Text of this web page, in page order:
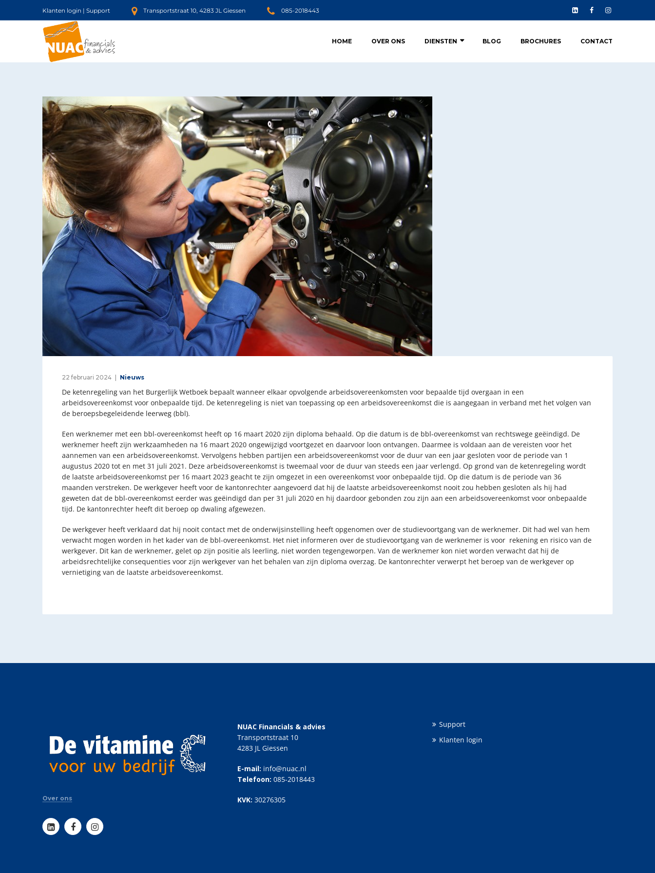
Klanten login | Support Transportstraat 10, 4283 JL Giessen 085-2018443
HOME OVER ONS DIENSTEN BLOG BROCHURES CONTACT
22 februari 2024 Nieuws
De ketenregeling van het Burgerlijk Wetboek bepaalt wanneer elkaar opvolgende arbeidsovereenkomsten voor bepaalde tijd overgaan in een
arbeidsovereenkomst voor onbepaalde tijd. De ketenregeling is niet van toepassing op een arbeidsovereenkomst die is aangegaan in verband met het volgen van
de beroepsbegeleidende leerweg (bbl).
Een werknemer met een bbl-overeenkomst heeft op 16 maart 2020 zijn diploma behaald. Op die datum is de bbl-overeenkomst van rechtswege geëindigd. De
werknemer heeft zijn werkzaamheden na 16 maart 2020 ongewijzigd voortgezet en daarvoor loon ontvangen. Daarmee is voldaan aan de vereisten voor het
aannemen van een arbeidsovereenkomst. Vervolgens hebben partijen een arbeidsovereenkomst voor de duur van een jaar gesloten voor de periode van 1
augustus 2020 tot en met 31 juli 2021. Deze arbeidsovereenkomst is tweemaal voor de duur van steeds een jaar verlengd. Op grond van de ketenregeling wordt
de laatste arbeidsovereenkomst per 16 maart 2023 geacht te zijn omgezet in een overeenkomst voor onbepaalde tijd. Op die datum is de periode van 36
maanden verstreken. De werkgever heeft voor de kantonrechter aangevoerd dat hij de laatste arbeidsovereenkomst nooit zou hebben gesloten als hij had
geweten dat de bbl-overeenkomst eerder was geëindigd dan per 31 juli 2020 en hij daardoor gebonden zou zijn aan een arbeidsovereenkomst voor onbepaalde
tijd. De kantonrechter heeft dit beroep op dwaling afgewezen.
De werkgever heeft verklaard dat hij nooit contact met de onderwijsinstelling heeft opgenomen over de studievoortgang van de werknemer. Dit had wel van hem
verwacht mogen worden in het kader van de bbl-overeenkomst. Het niet informeren over de studievoortgang van de werknemer is voor rekening en risico van de
werkgever. Dit kan de werknemer, gelet op zijn positie als leerling, niet worden tegengeworpen. Van de werknemer kon niet worden verwacht dat hij de
arbeidsrechtelijke consequenties voor zijn werkgever van het behalen van zijn diploma overzag. De kantonrechter verwerpt het beroep van de werkgever op
vernietiging van de laatste arbeidsovereenkomst.
Over ons
NUAC Financials & advies
Transportstraat 10
4283 JL Giessen
E-mail: info@nuac.nl
Telefoon: 085-2018443
KVK: 30276305
Support
Klanten login